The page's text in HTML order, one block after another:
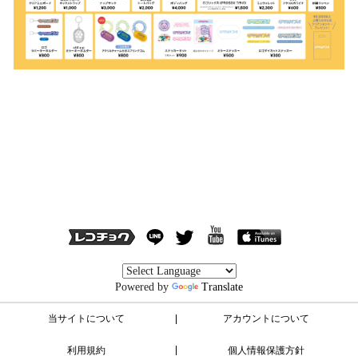
Powered by Translate
当サイトについて アカウントについて
利用規約 個人情報保護方針